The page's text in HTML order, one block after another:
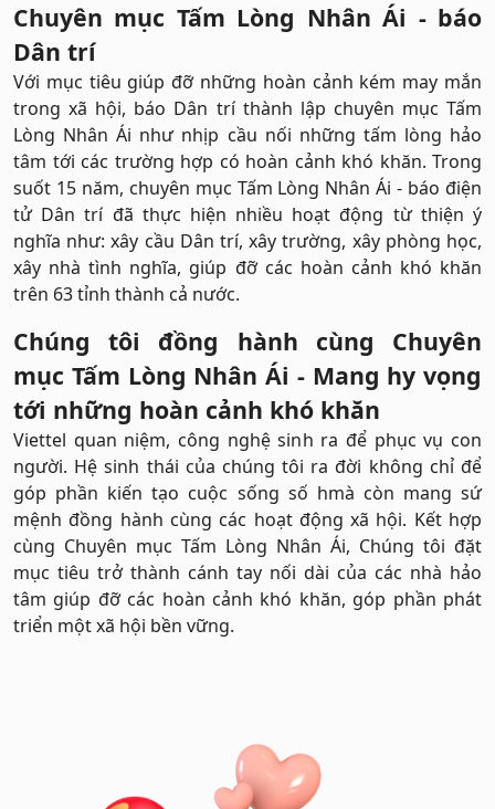
Chuyên mục Tấm Lòng Nhân Ái - báo
Dân trí
Với mục tiêu giúp đỡ những hoàn cảnh kém may mắn
trong xã hội, báo Dân trí thành lập chuyên mục Tấm
Lòng Nhân Ái như nhịp cầu nối những tấm lòng hảo
tâm tới các trường hợp có hoàn cảnh khó khăn. Trong
suốt 15 năm, chuyên mục Tấm Lòng Nhân Ái - báo điện
tử Dân trí đã thực hiện nhiều hoạt động từ thiện ý
nghĩa như: xây cầu Dân trí, xây trường, xây phòng học,
xây nhà tình nghĩa, giúp đỡ các hoàn cảnh khó khăn
trên 63 tỉnh thành cả nước.
Chúng tôi đồng hành cùng Chuyên
mục Tấm Lòng Nhân Ái - Mang hy vọng
tới những hoàn cảnh khó khăn
Viettel quan niệm, công nghệ sinh ra để phục vụ con
người. Hệ sinh thái của chúng tôi ra đời không chỉ để
góp phần kiến tạo cuộc sống số hmà còn mang sứ
mệnh đồng hành cùng các hoạt động xã hội. Kết hợp
cùng Chuyên mục Tấm Lòng Nhân Ái, Chúng tôi đặt
mục tiêu trở thành cánh tay nối dài của các nhà hảo
tâm giúp đỡ các hoàn cảnh khó khăn, góp phần phát
triển một xã hội bền vững.